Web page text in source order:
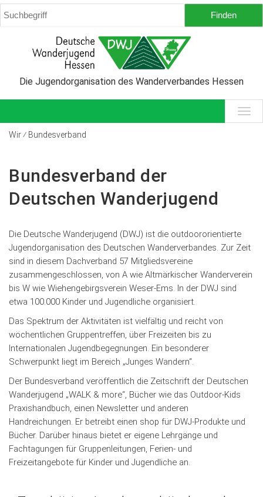
Die Jugendorganisation des Wanderverbandes Hessen
Wir ⁄ Bundesverband
Bundesverband der
Deutschen Wanderjugend
Die Deutsche Wanderjugend (DWJ) ist die outdoororientierte
Jugendorganisation des Deutschen Wanderverbandes. Zur Zeit
sind in diesem Dachverband 57 Mitgliedsvereine
zusammengeschlossen, von A wie Altmärkischer Wanderverein
bis W wie Wiehengebirgsverein Weser-Ems. In der DWJ sind
etwa 100.000 Kinder und Jugendliche organisiert.
Das Spektrum der Aktivitäten ist vielfältig und reicht von
wöchentlichen Gruppentreffen, über Freizeiten bis zu
Internationalen Jugendbegegnungen. Ein besonderer
Schwerpunkt liegt im Bereich „Junges Wandern“.
Der Bundesverband veröffentlich die Zeitschrift der Deutschen
Wanderjugend „WALK & more“, Bücher wie das Outdoor-Kids
Praxishandbuch, einen Newsletter und anderen
Handreichungen. Er betreibt einen shop für DWJ-Produkte und
Bücher. Darüber hinaus bietet er eigene Lehrgänge und
Fachtagungen für Gruppenleitungen, Ferien- und
Freizeitangebote für Kinder und Jugendliche an.